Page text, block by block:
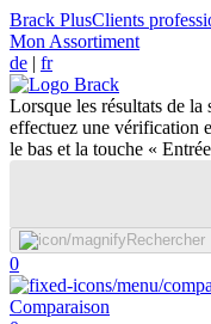
Brack PlusClients
Mon Assortiment
de | fr
Lorsque les résultats de la
effectuez une vérification
le bas et la touche «
Rechercher
0
Comparaison